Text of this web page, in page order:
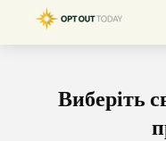
Виберіть